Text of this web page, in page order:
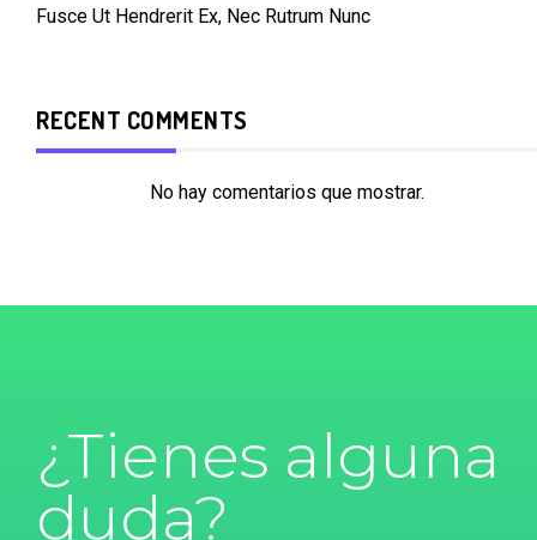
Fusce Ut Hendrerit Ex, Nec Rutrum Nunc
RECENT COMMENTS
No hay comentarios que mostrar.
¿Tienes alguna
duda?